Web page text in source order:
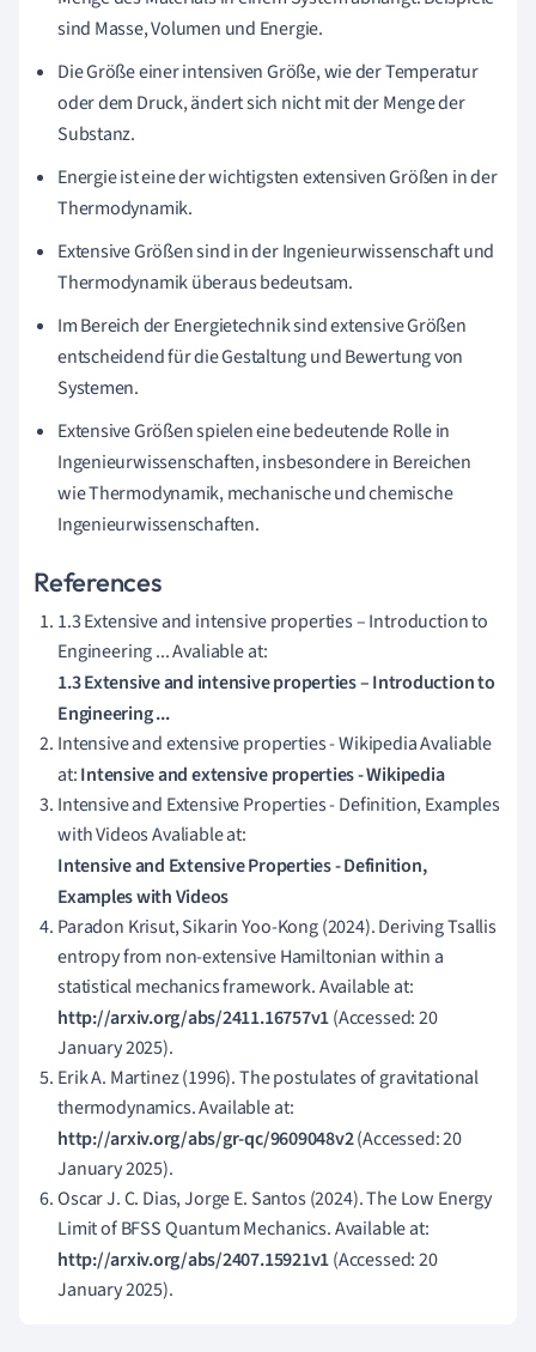
sind Masse, Volumen und Energie.
Die Größe einer intensiven Größe, wie der Temperatur
oder dem Druck, ändert sich nicht mit der Menge der
Substanz.
Energie ist eine der wichtigsten extensiven Größen in der
Thermodynamik.
Extensive Größen sind in der Ingenieurwissenschaft und
Thermodynamik überaus bedeutsam.
Im Bereich der Energietechnik sind extensive Größen
entscheidend für die Gestaltung und Bewertung von
Systemen.
Extensive Größen spielen eine bedeutende Rolle in
Ingenieurwissenschaften, insbesondere in Bereichen
wie Thermodynamik, mechanische und chemische
Ingenieurwissenschaften.
References
1.3 Extensive and intensive properties – Introduction to
Engineering ... Avaliable at:
1.3 Extensive and intensive properties – Introduction to
Engineering ...
Intensive and extensive properties - Wikipedia Avaliable
at:Intensive and extensive properties - Wikipedia
Intensive and Extensive Properties - Definition, Examples
with Videos Avaliable at:
Intensive and Extensive Properties - Definition,
Examples with Videos
Paradon Krisut, Sikarin Yoo-Kong (2024). Deriving Tsallis
entropy from non-extensive Hamiltonian within a
statistical mechanics framework. Available at:
http://arxiv.org/abs/2411.16757v1(Accessed: 20
January 2025).
Erik A. Martinez (1996). The postulates of gravitational
thermodynamics. Available at:
http://arxiv.org/abs/gr-qc/9609048v2(Accessed: 20
January 2025).
Oscar J. C. Dias, Jorge E. Santos (2024). The Low Energy
Limit of BFSS Quantum Mechanics. Available at:
http://arxiv.org/abs/2407.15921v1(Accessed: 20
January 2025).